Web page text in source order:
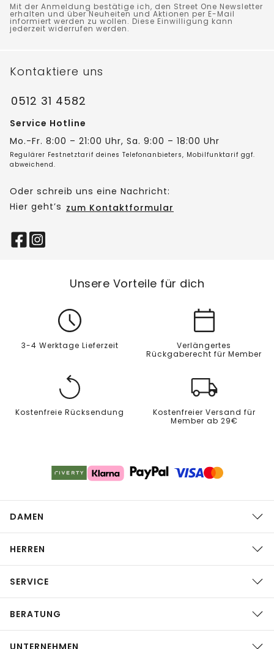
Mit der Anmeldung bestätige ich, den Street One Newsletter
erhalten und über Neuheiten und Aktionen per E-Mail
informiert werden zu wollen. Diese Einwilligung kann
jederzeit widerrufen werden.
Kontaktiere uns
0512 31 4582
Service Hotline
Mo.-Fr. 8:00 – 21:00 Uhr, Sa. 9:00 – 18:00 Uhr
Regulärer Festnetztarif deines Telefonanbieters, Mobilfunktarif ggf.
abweichend.
Oder schreib uns eine Nachricht:
Hier geht’s zum Kontaktformular
Unsere Vorteile für dich
3-4 Werktage Lieferzeit
Verlängertes
Rückgaberecht für Member
Kostenfreie Rücksendung
Kostenfreier Versand für
Member ab 29€
DAMEN
HERREN
SERVICE
BERATUNG
UNTERNEHMEN